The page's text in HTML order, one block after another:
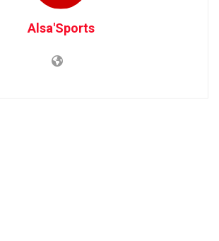
Alsa'Sports